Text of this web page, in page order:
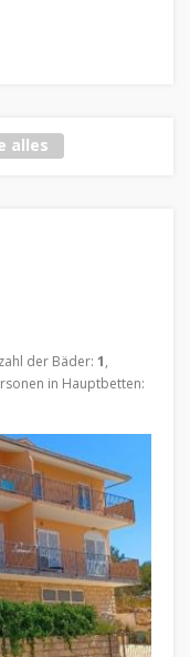
alles
der Bäder: 1,
in Hauptbetten: